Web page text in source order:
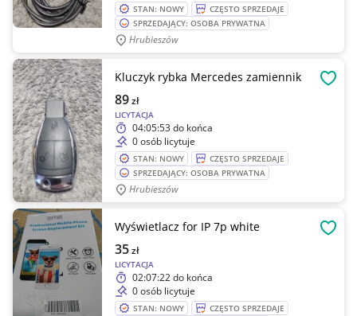
STAN: NOWY
CZĘSTO SPRZEDAJE
SPRZEDAJĄCY: OSOBA PRYWATNA
Hrubieszów
Kluczyk rybka Mercedes zamiennik
LICYTACJA
89zł
04:05:53do końca
0 osób licytuje
STAN: NOWY
CZĘSTO SPRZEDAJE
SPRZEDAJĄCY: OSOBA PRYWATNA
Hrubieszów
Wyświetlacz for IP 7p white
LICYTACJA
35zł
02:07:22do końca
0 osób licytuje
STAN: NOWY
CZĘSTO SPRZEDAJE